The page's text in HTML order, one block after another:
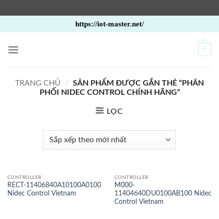
qua
nội
https://iot-master.net/
0
TRANG CHỦ /
SẢN PHẨM ĐƯỢC GẮN THẺ “PHÂN
PHỐI NIDEC CONTROL CHÍNH HÃNG”
LỌC
CONTROLLER
RECT-11406840A10100A0100
Nidec Control Vietnam
CONTROLLER
M000-
11404640DU0100AB100 Nidec
Control Vietnam